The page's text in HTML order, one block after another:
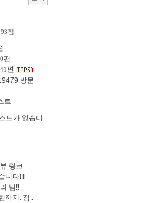
점
0편
41편
방문
트
트가 없습니
링크 ..
니다!!!
님!!
까지. 정..